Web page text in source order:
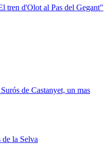
tren d'Olot al Pas del Gegant"
de Castanyet, un mas
la Selva